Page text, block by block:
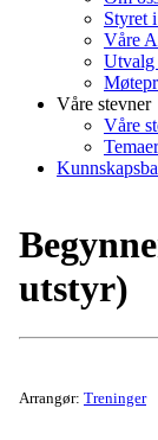
Styret
Våre
Utvalg
Våre stevner
Våre
Temaer
utstyr)
Arrangør: Treninger